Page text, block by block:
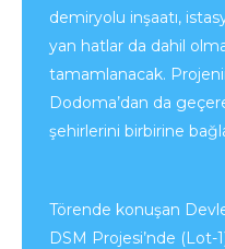
demiryolu inşaatı,
yan hatlar da dahil
tamamlanacak.
Dodoma’dan da
şehirlerini birbirine
Törende konuşan
DSM Projesi’nde (Lot-